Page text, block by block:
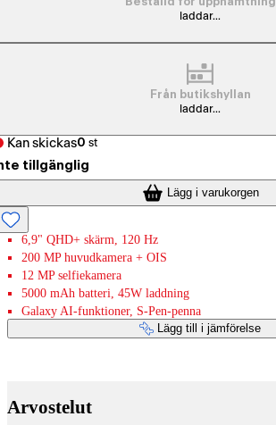
laddar...
Från butikshyllan
laddar...
Kan skickas0 st
tillgänglig
Lägg i varukorgen
6,9" QHD+ skärm, 120 Hz
200 MP huvudkamera + OIS
12 MP selfiekamera
5000 mAh batteri, 45W laddning
Galaxy AI-funktioner, S-Pen-penna
Lägg till i jämförelse
Arvostelut